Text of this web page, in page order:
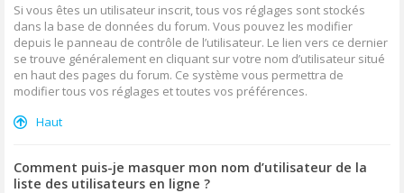
Si vous êtes un utilisateur inscrit, tous vos réglages sont stockés
dans la base de données du forum. Vous pouvez les modifier
depuis le panneau de contrôle de l’utilisateur. Le lien vers ce dernier
se trouve généralement en cliquant sur votre nom d’utilisateur situé
en haut des pages du forum. Ce système vous permettra de
modifier tous vos réglages et toutes vos préférences.
Haut
Comment puis-je masquer mon nom d’utilisateur de la
liste des utilisateurs en ligne ?